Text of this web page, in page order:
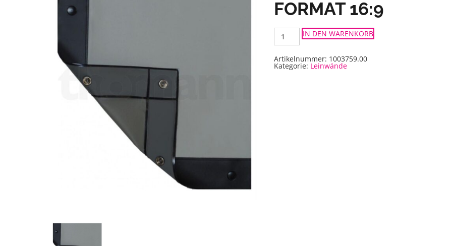
ORMAT 16:9
RP-
Leinwand
270x150cm
Format
16:9
Menge
IN DEN WARENKORB
Artikelnummer: 1003759.00
Kategorie: Leinwände